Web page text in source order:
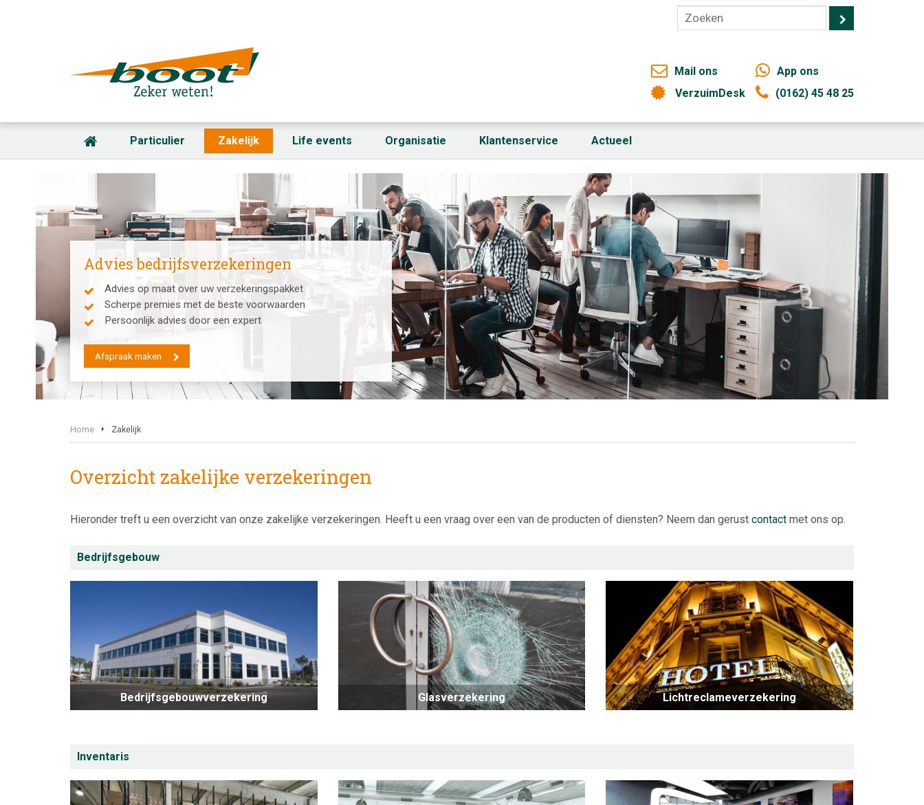
Mail ons
VerzuimDesk
App ons
(0162) 45 48 25
Particulier Zakelijk Life events Organisatie Klantenservice Actueel
Advies bedrijfsverzekeringen
Advies op maat over uw verzekeringspakket
Scherpe premies met de beste voorwaarden
Persoonlijk advies door een expert
Afspraak maken
Home Zakelijk
Overzicht zakelijke verzekeringen
Hieronder treft u een overzicht van onze zakelijke verzekeringen. Heeft u een vraag over een van de producten of diensten? Neem dan gerust contact met ons op.
Bedrijfsgebouw
Bedrijfsgebouwverzekering Glasverzekering Lichtreclameverzekering
Inventaris